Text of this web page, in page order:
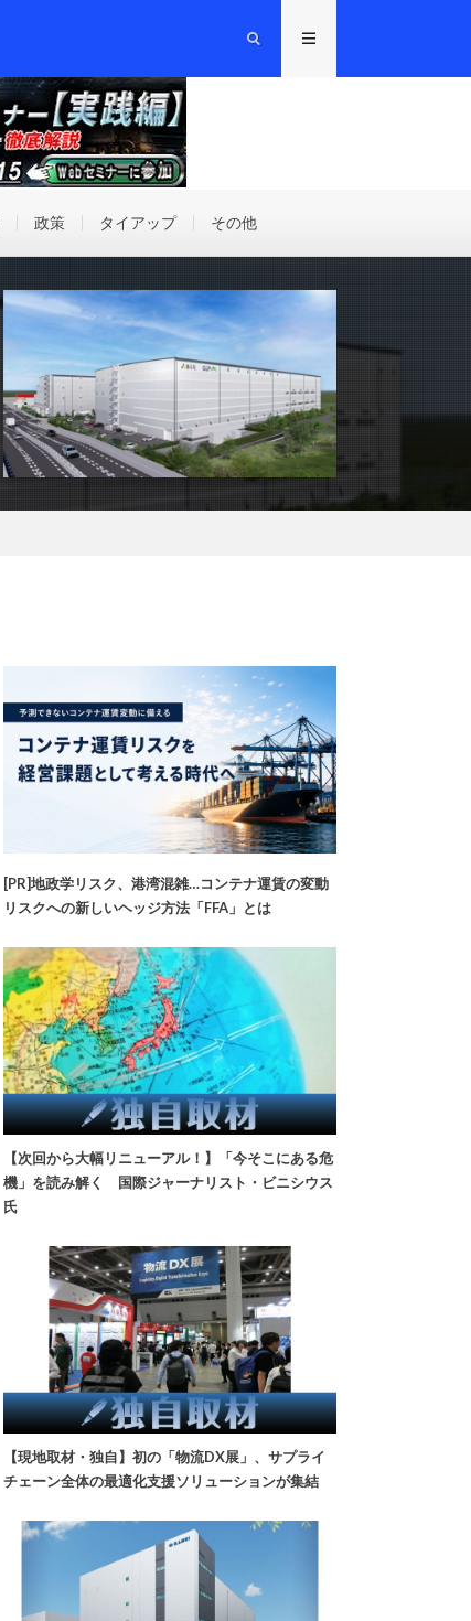
政策 タイアップ その他
[PR]地政学リスク、港湾混雑…コンテナ運賃の変動
リスクへの新しいヘッジ方法「FFA」とは
【次回から大幅リニューアル！】「今そこにある危
機」を読み解く 国際ジャーナリスト・ビニシウス
氏
【現地取材・独自】初の「物流DX展」、サプライ
チェーン全体の最適化支援ソリューションが集結